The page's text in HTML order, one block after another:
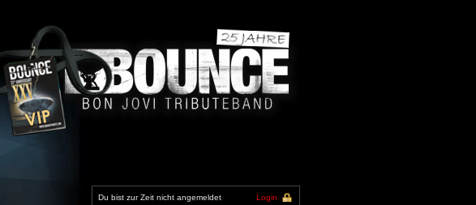
Du bist zur Zeit nicht angemeldet Login